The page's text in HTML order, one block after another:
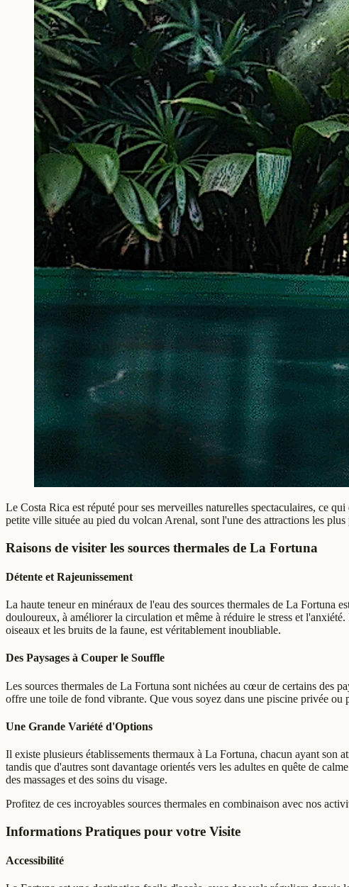
Le Costa Rica est réputé pour ses merveilles naturelles spectaculaires, ce
petite ville située au pied du volcan Arenal, sont l'une des attractions les plus
Raisons de visiter les sources thermales de La Fortuna
Détente et Rajeunissement
La haute teneur en minéraux de l'eau des sources thermales de La Fortuna
douloureux, à améliorer la circulation et même à réduire le stress et
oiseaux et les bruits de la faune, est véritablement inoubliable.
Des Paysages à Couper le Souffle
Les sources thermales de La Fortuna sont nichées au cœur de certains des
offre une toile de fond vibrante. Que vous soyez dans une piscine privée ou
Une Grande Variété d'Options
Il existe plusieurs établissements thermaux à La Fortuna, chacun ayant son
tandis que d'autres sont davantage orientés vers les adultes en quête de
des massages et des soins du visage.
Profitez de ces incroyables sources thermales en combinaison avec nos
Informations Pratiques pour votre Visite
Accessibilité